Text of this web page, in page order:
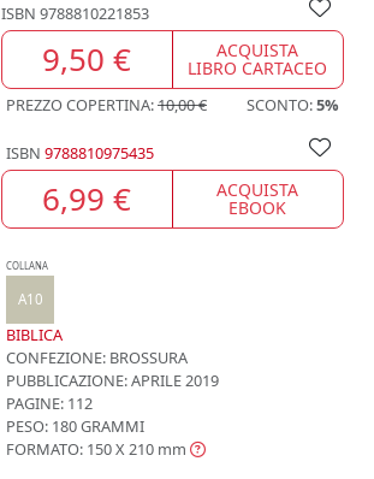
ISBN 9788810221853
9,50 € ACQUISTA
LIBRO CARTACEO
PREZZO COPERTINA:10,00 € SCONTO:5%
ISBN 9788810975435
6,99 € ACQUISTA
EBOOK
COLLANA
A10
BIBLICA
CONFEZIONE: BROSSURA
PUBBLICAZIONE:APRILE 2019
PAGINE: 112
PESO: 180 GRAMMI
FORMATO: 150 X 210 mm